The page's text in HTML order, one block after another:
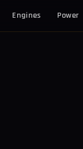
Engines Power